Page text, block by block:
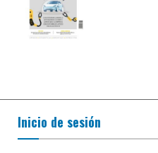
Inicio de sesión